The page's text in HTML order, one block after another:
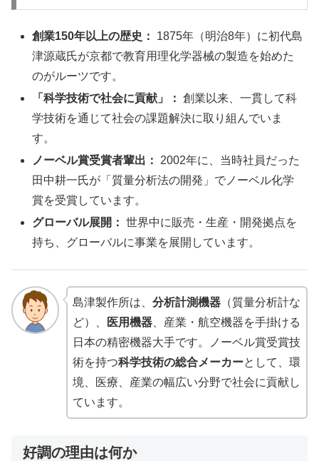
創業150年以上の歴史：
1875年（明治8年）に初代島
津源蔵氏が京都で教育用理化学器械の製造を始めた
のがルーツです。
「科学技術で社会に貢献」： 創業以来、一貫して科
学技術を通じて社会の課題解決に取り組んでいま
す。
ノーベル賞受賞者輩出：
2002年に、当時社員だった
田中耕一氏が「質量分析法の開発」でノーベル化学
賞を受賞しています。
グローバル展開： 世界中に販売・生産・開発拠点を
持ち、グローバルに事業を展開しています。
島津製作所は、 分析計測機器（質量分析計な
ど）、
医用機器、産業・航空機器を手掛ける
日本の精密機器大手です。ノーベル賞受賞技
術を持つ科学技術の総合メーカーとして、環
境、医療、産業の幅広い分野で社会に貢献し
ています。
好調の理由は何か